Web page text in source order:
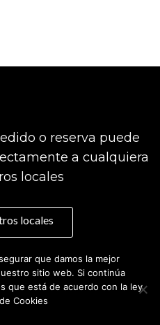
o reserva puede
a cualquiera
locales
locales
contacto:
27 - 968 83 01 31
que damos la mejor
sitio web. Si continúa
que está de acuerdo con la ley
Cookies